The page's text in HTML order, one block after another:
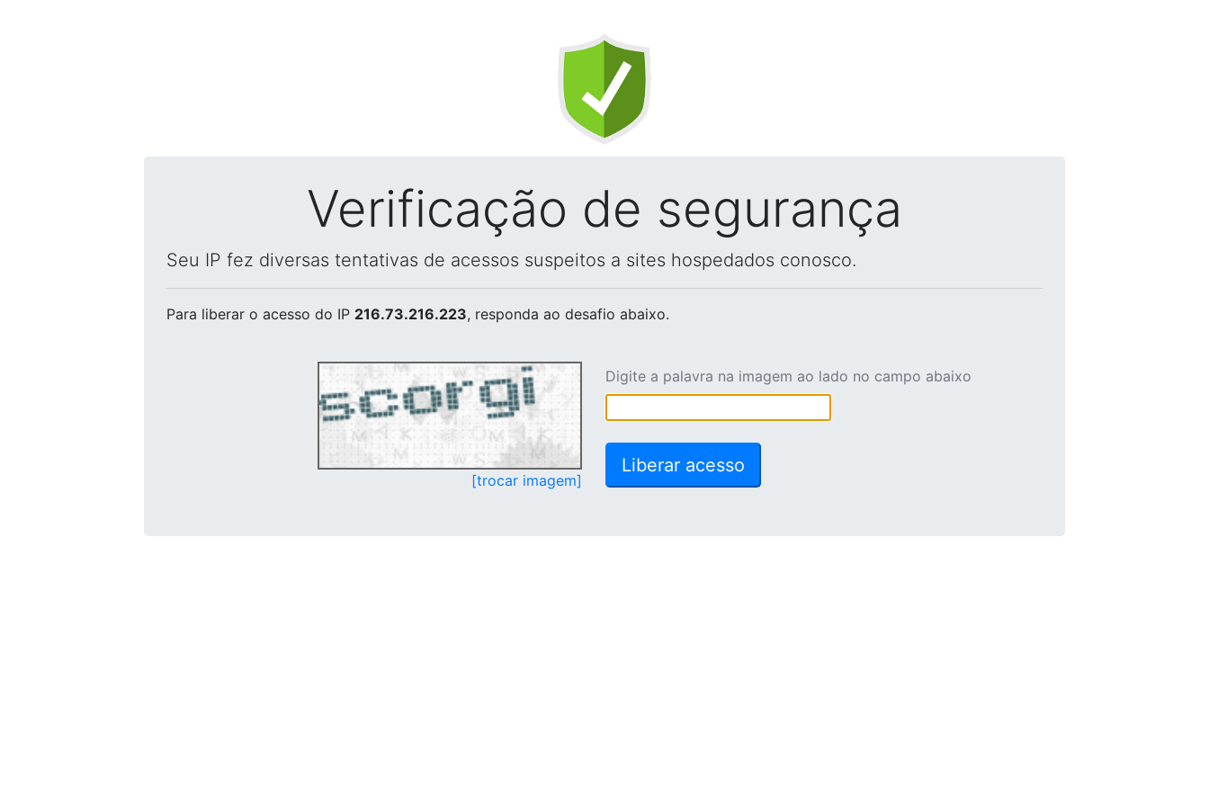
Verificação de segurança
Seu IP fez diversas tentativas de acessos suspeitos a sites hospedados conosco.
Para liberar o acesso do IP 216.73.216.223, responda ao desafio abaixo.
[trocar imagem]
Digite a palavra na imagem ao lado no campo abaixo